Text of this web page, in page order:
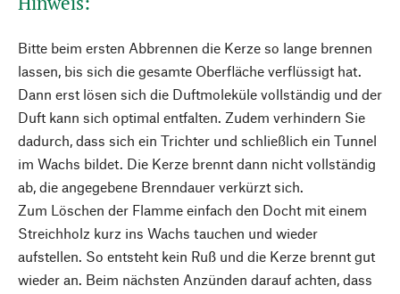
Bitte beim ersten Abbrennen die Kerze so lange brennen
lassen, bis sich die gesamte Oberfläche verflüssigt hat.
Dann erst lösen sich die Duftmoleküle vollständig und der
Duft kann sich optimal entfalten. Zudem verhindern Sie
dadurch, dass sich ein Trichter und schließlich ein Tunnel
im Wachs bildet. Die Kerze brennt dann nicht vollständig
ab, die angegebene Brenndauer verkürzt sich.
Zum Löschen der Flamme einfach den Docht mit einem
Streichholz kurz ins Wachs tauchen und wieder
aufstellen. So entsteht kein Ruß und die Kerze brennt gut
wieder an. Beim nächsten Anzünden darauf achten, dass